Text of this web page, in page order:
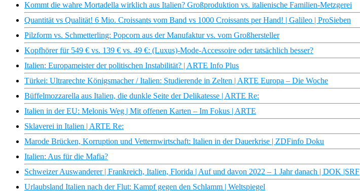
Kommt die wahre Mortadella wirklich aus Italien? Großproduktion vs. italienische Familien-Metzgerei
Quantität vs Qualität! 6 Mio. Croissants vom Band vs 1000 Croissants per Hand! | Galileo | ProSieben
Pilzform vs. Schmetterling: Popcorn aus der Manufaktur vs. vom Großhersteller
Kopfhörer für 549 € vs. 139 € vs. 49 €: (Luxus)-Mode-Accessoire oder tatsächlich besser?
Italien: Europameister der politischen Instabilität? | ARTE Info Plus
Türkei: Ultrarechte Königsmacher / Italien: Studierende in Zelten | ARTE Europa – Die Woche
Büffelmozzarella aus Italien, die dunkle Seite der Delikatesse | ARTE Re:
Italien in der EU: Melonis Weg | Mit offenen Karten – Im Fokus | ARTE
Sklaverei in Italien | ARTE Re:
Marode Brücken, Korruption und Vetternwirtschaft: Italien in der Dauerkrise | ZDFinfo Doku
Italien: Aus für die Mafia?
Schweizer Auswanderer | Frankreich, Italien, Florida | Auf und davon 2022 – 1 Jahr danach | DOK |SRF
Urlaubsland Italien nach der Flut: Kampf gegen den Schlamm | Weltspiegel